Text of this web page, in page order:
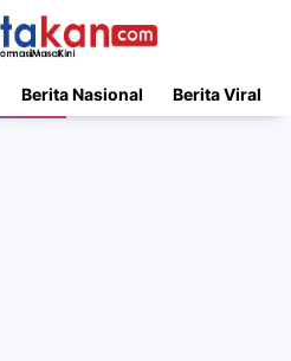
Berita Nasional Berita Viral